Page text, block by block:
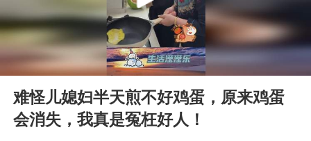
四川宜宾市高县4.9级地震致1人死亡
中巨芯：上半年归母净利润1405.77万元
Play
00:00
难怪儿媳妇半天煎不好鸡蛋，原来鸡蛋
会消失，我真是冤枉好人！